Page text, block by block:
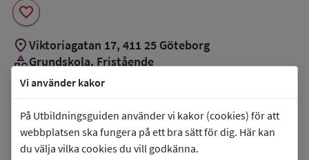
Vi använder kakor
På Utbildningsguiden använder vi kakor (cookies) för att
webbplatsen ska fungera på ett bra sätt för dig. Här kan
du välja vilka cookies du vill godkänna.
favorite
location_onViktoriagatan 17, 41125 Göteborg
categoryGrundskola, Fristående
groups_3 Cirka 60 elever
Vill du kontakta skolan?
phone Telefon:070-0925296